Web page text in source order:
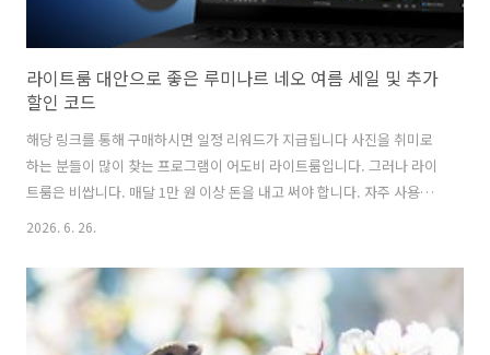
라이트룸 대안으로 좋은 루미나르 네오 여름 세일 및 추가
할인 코드
해당 링크를 통해 구매하시면 일정 리워드가 지급됩니다 사진을 취미로
하는 분들이 많이 찾는 프로그램이 어도비 라이트룸입니다. 그러나 라이
트룸은 비쌉니다. 매달 1만 원 이상 돈을 내고 써야 합니다. 자주 사용하
지도 않고 출사도 가끔 가는 취미 사진가들에게는 쓰나 안 쓰나 매달 1만
있는 것도 아니고요. 그래서 그 대안을 찾은 분들이 많은데 이런 분들에
게 추천하는 소프트웨어가 루미나르 네오입니다. 라이트룸 대안으로 좋
은 루미나르 네오루미나로 네오는 라이트룸의 수동 사진 보정 기능과 DB
관리 기능에 이보토 AI처럼 AI가 자동으로 사진을 보정해 주는 기능이 섞
2026. 6. 26.